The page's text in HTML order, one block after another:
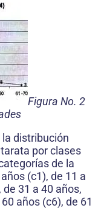
Figura No. 2
distribución
por clases
de la
(c1), de 11 a
31 a 40 años,
años (c6), de 61